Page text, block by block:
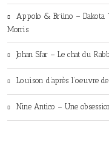
Appolo & Brüno – Dakota
Morris
Johan Sfar – Le chat du
Louison d’après l’oeuvre
Nine Antico – Une